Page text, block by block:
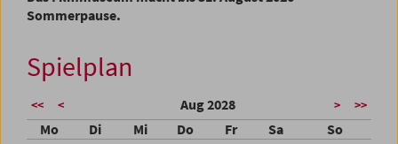
Sommerpause.
Spielplan
<< < Aug 2028 > >>
Mo Di Mi Do Fr Sa So